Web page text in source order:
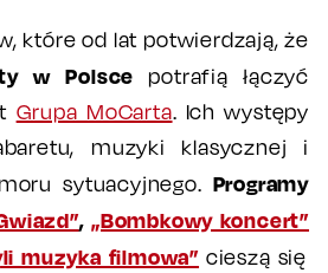
które od lat potwierdzają, że
w Polsce potrafią łączyć
Grupa MoCarta. Ich występy
muzyki klasycznej i
sytuacyjnego. Programy
, „Bombkowy koncert”
muzyka filmowa” cieszą się